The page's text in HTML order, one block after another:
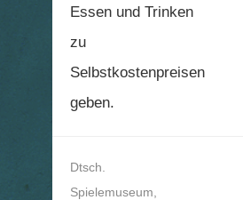
Essen und Trinken
zu
Selbstkostenpreisen
geben.
Dtsch.
Spielemuseum,